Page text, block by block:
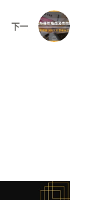
下一